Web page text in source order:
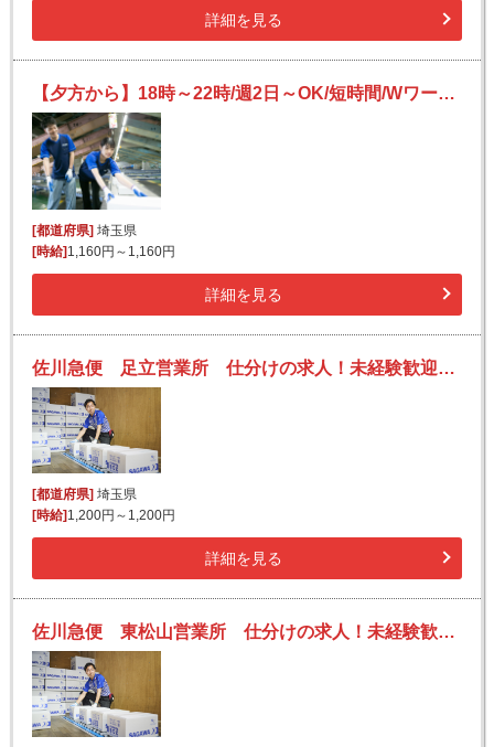
詳細を見る
【夕方から】18時～22時/週2日～OK/短時間/Wワークにも/未経験歓迎/簡単仕分け
[都道府県]埼玉県
[時給]1,160円～1,160円
詳細を見る
佐川急便 足立営業所 仕分けの求人！未経験歓迎！先輩たちがサポートします♪
[都道府県]埼玉県
[時給]1,200円～1,200円
詳細を見る
佐川急便 東松山営業所 仕分けの求人！未経験歓迎！先輩たちがサポートします♪